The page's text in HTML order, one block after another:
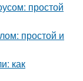
простой
простой и
как